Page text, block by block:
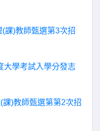
課)教師甄選第3次招
大學考試入學分發志
)教師甄選第第2次招